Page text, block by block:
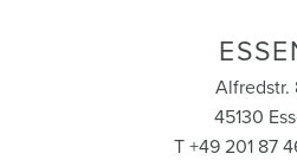
Alfredstr.
45130
T +49 201 87